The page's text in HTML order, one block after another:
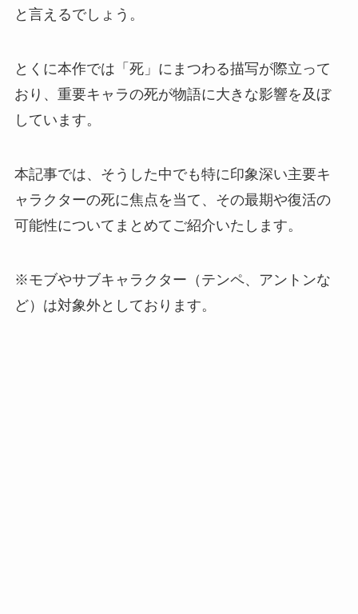
と言えるでしょう。
とくに本作では「死」にまつわる描写が際立って
おり、重要キャラの死が物語に大きな影響を及ぼ
しています。
本記事では、そうした中でも特に印象深い主要キ
ャラクターの死に焦点を当て、その最期や復活の
可能性についてまとめてご紹介いたします。
※モブやサブキャラクター（テンペ、アントンな
ど）は対象外としております。